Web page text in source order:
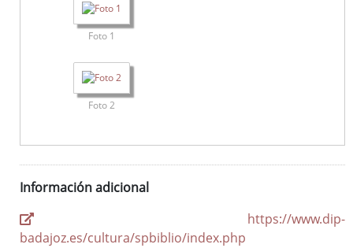
Foto 1
Foto 2
Información adicional
https://www.dip-
badajoz.es/cultura/spbiblio/index.php